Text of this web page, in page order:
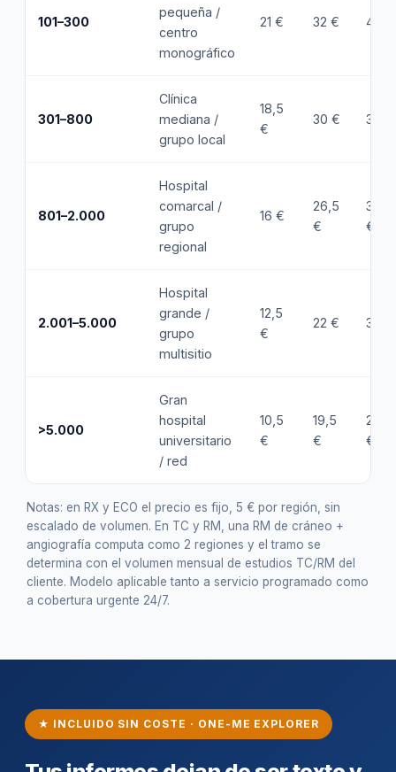
101–300
pequeña /
centro
monográfico
21 € 32 € 41 €
301–800
Clínica
mediana /
grupo local
18,5
€
30 € 39 €
801–2.000
Hospital
comarcal /
grupo
regional
16 €
26,5
€
35,5
€
2.001–5.000
Hospital
grande /
grupo
multisitio
12,5
€
22 € 31 €
>5.000
Gran
hospital
universitario
/ red
10,5
€
19,5
€
28,5
€
Notas: en RX y ECO el precio es fijo, 5 € por región, sin
escalado de volumen. En TC y RM, una RM de cráneo +
angiografía computa como 2 regiones y el tramo se
determina con el volumen mensual de estudios TC/RM del
cliente. Modelo aplicable tanto a servicio programado como
a cobertura urgente 24/7.
★ INCLUIDO SIN COSTE · ONE-ME EXPLORER